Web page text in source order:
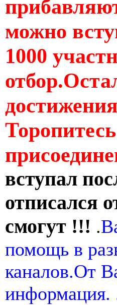
можно
1000
вступал
отписался
смогут !!! .
помощь в
каналов.От
информация.